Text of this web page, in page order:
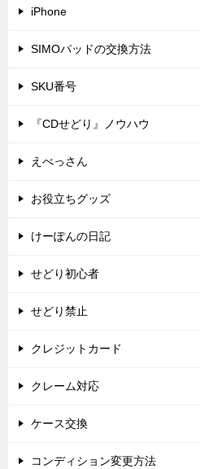
iPhone
SIMOパッドの交換方法
SKU番号
『CDせどり』ノウハウ
えべっさん
お役立ちグッズ
けーぽんの日記
せどり初心者
せどり禁止
クレジットカード
クレーム対応
ケース交換
コンディション変更方法